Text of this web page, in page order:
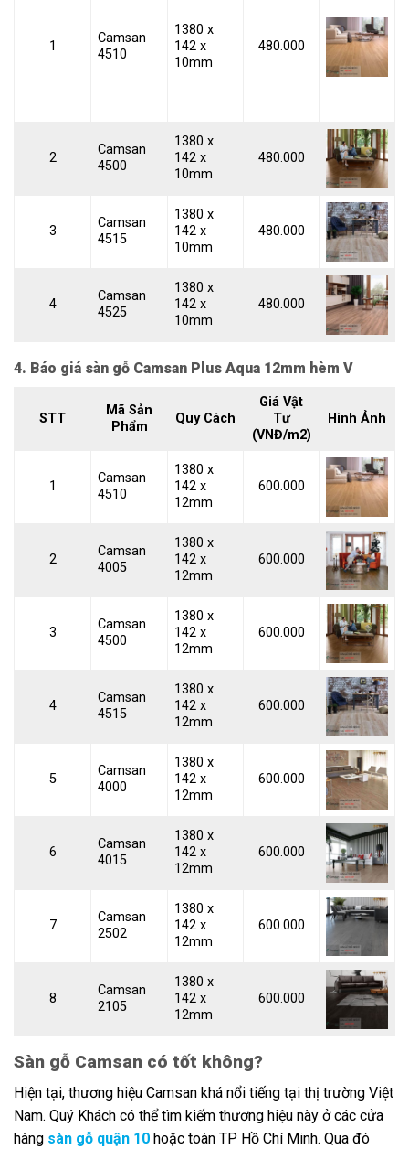
1
Camsan
4510
1380 x
142 x
10mm
480.000
2
Camsan
4500
1380 x
142 x
10mm
480.000
3
Camsan
4515
1380 x
142 x
10mm
480.000
4
Camsan
4525
1380 x
142 x
10mm
480.000
4. Báo giá sàn gỗ Camsan Plus Aqua 12mm hèm V
STT
Mã Sản
Phẩm
Quy Cách
Giá Vật
Tư
(VNĐ/m2)
Hình Ảnh
1
Camsan
4510
1380 x
142 x
12mm
600.000
2
Camsan
4005
1380 x
142 x
12mm
600.000
3
Camsan
4500
1380 x
142 x
12mm
600.000
4
Camsan
4515
1380 x
142 x
12mm
600.000
5
Camsan
4000
1380 x
142 x
12mm
600.000
6
Camsan
4015
1380 x
142 x
12mm
600.000
7
Camsan
2502
1380 x
142 x
12mm
600.000
8
Camsan
2105
1380 x
142 x
12mm
600.000
Sàn gỗ Camsan có tốt không?
Hiện tại, thương hiệu Camsan khá nổi tiếng tại thị trường Việt
Nam. Quý Khách có thể tìm kiếm thương hiệu này ở các cửa
hàng sàn gỗ quận 10 hoặc toàn TP Hồ Chí Minh. Qua đó